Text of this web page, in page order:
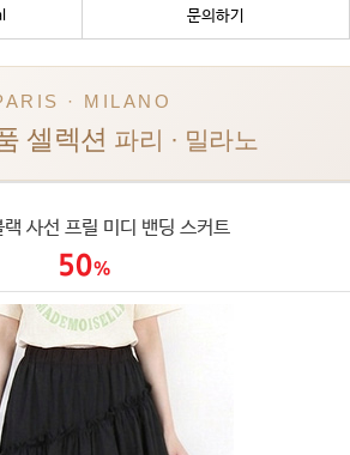
문의하기
· MILANO
셀렉션 파리 · 밀라노
랙 사선 프릴 미디 밴딩 스커트